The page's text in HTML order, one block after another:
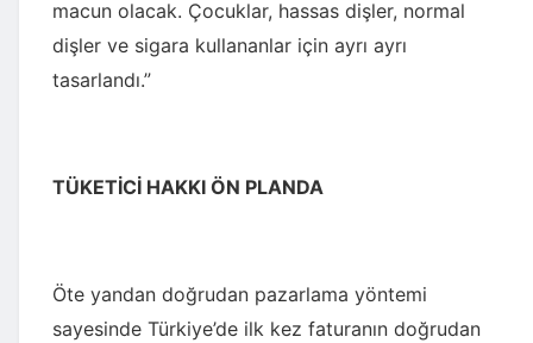
macun olacak. Çocuklar, hassas dişler, normal
dişler ve sigara kullananlar için ayrı ayrı
tasarlandı.”
TÜKETİCİ HAKKI ÖN PLANDA
Öte yandan doğrudan pazarlama yöntemi
sayesinde Türkiye’de ilk kez faturanın doğrudan